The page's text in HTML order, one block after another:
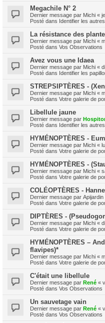
Megachile N° 2
Dernier message par Michi «
Posté dans Identifier les
La résistance des
Dernier message par Michi «
Posté dans Vos Observations
Avez vous une Idaea
Dernier message par Michi «
Posté dans Identifier les
STREPSIPTÈRES -
Dernier message par Michi «
Posté dans Votre galerie de
Libellule jaune
Dernier message par
Posté dans Identifier les
HYMÉNOPTÈRES -
Dernier message par Michi «
Posté dans Votre galerie de
HYMÉNOPTÈRES -
Dernier message par Michi «
Posté dans Votre galerie de
COLÉOPTÈRES -
Dernier message par Apijardin
Posté dans Votre galerie de
DIPTÈRES -
Dernier message par Michi «
Posté dans Votre galerie de
HYMÉNOPTÈRES –
flavipes)*
Dernier message par Michi «
Posté dans Votre galerie de
C'était une libellule
Dernier message par René «
Posté dans Vos Observations
Un sauvetage vain
Dernier message par René «
Posté dans Vos Observations